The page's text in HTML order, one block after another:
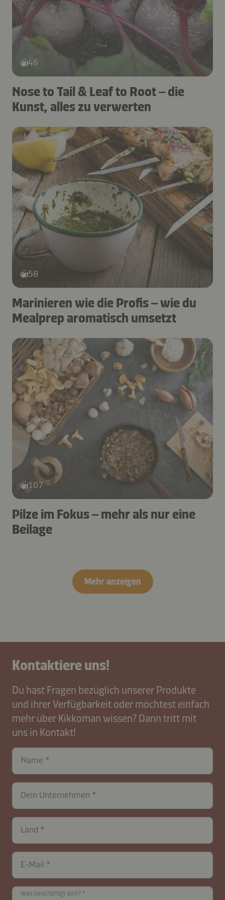
46
Nose to Tail & Leaf to Root – die
Kunst, alles zu verwerten
58
Marinieren wie die Profis – wie du
Mealprep aromatisch umsetzt
107
Pilze im Fokus – mehr als nur eine
Beilage
Mehr anzeigen
Kontaktiere uns!
Du hast Fragen bezüglich unserer Produkte
und ihrer Verfügbarkeit oder möchtest einfach
mehr über Kikkoman wissen? Dann tritt mit
uns in Kontakt!
Name
Dein Unternehmen
contactDE-
B2B-
27845-
ESFP1OX4y
Land
E-Mail
Was beschäftigt dich?